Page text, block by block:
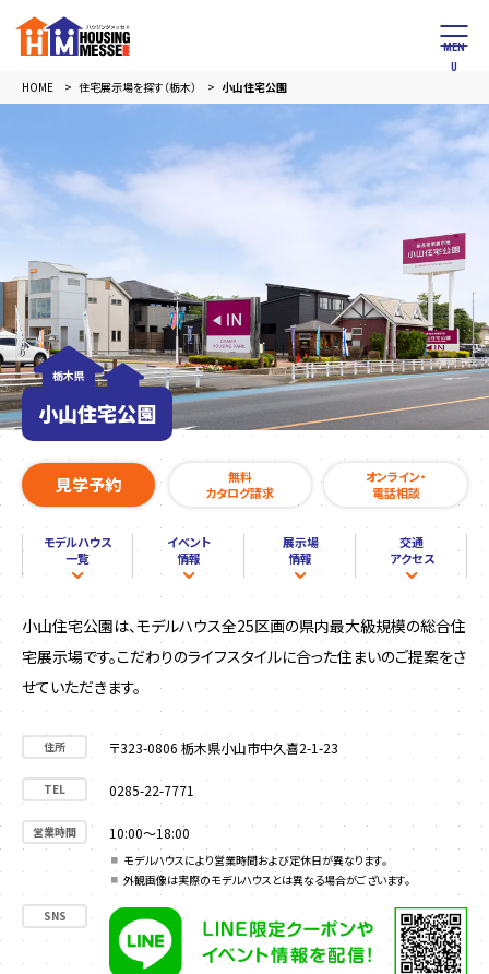
HOME 住宅展示場を探す（栃木） 小山住宅公園
見学予約
無料
カタログ請求
オンライン・
電話相談
栃木県
小山住宅公園
モデルハウス
一覧
イベント
情報
展示場
情報
交通
アクセス
小山住宅公園は、モデルハウス全25区画の県内最大級規模の総合住
宅展示場です。こだわりのライフスタイルに合った住まいのご提案をさ
せていただきます。
住所 〒323-0806 栃木県小山市中久喜2-1-23
TEL 0285-22-7771
営業時間 10:00～18:00
モデルハウスにより営業時間および定休日が異なります。
外観画像は実際のモデルハウスとは異なる場合がございます。
SNS